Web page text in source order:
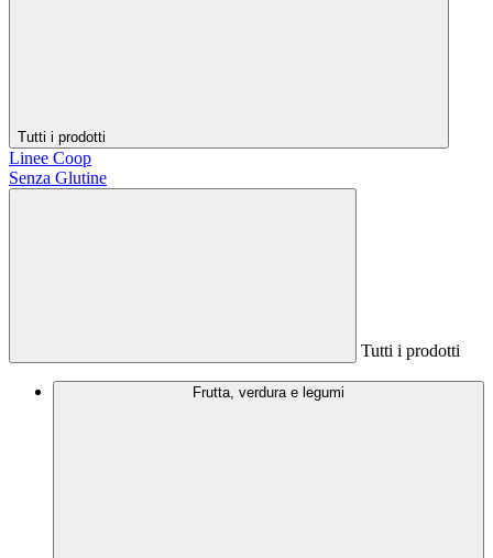
Tutti i prodotti
Linee Coop
Senza Glutine
Tutti i prodotti
Frutta, verdura e legumi